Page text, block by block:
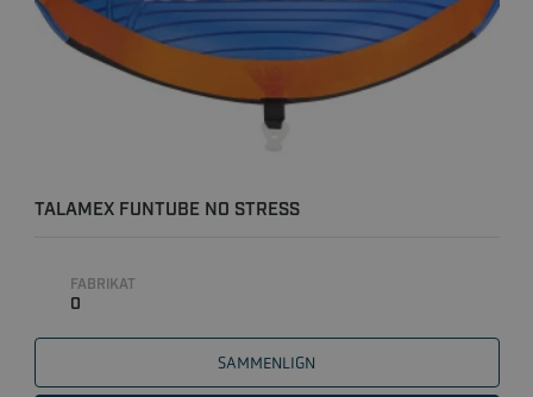
TALAMEX FUNTUBE NO STRESS
FABRIKAT
0
SAMMENLIGN